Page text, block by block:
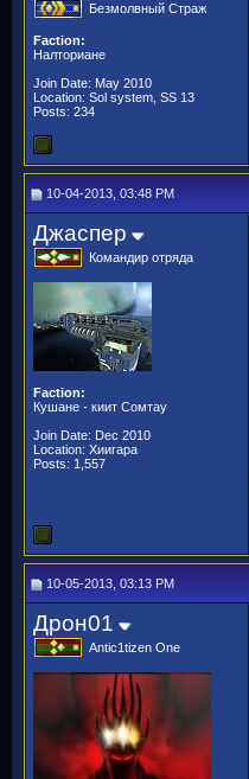
Безмолвный Страж
Faction:
Налториане
Join Date: May 2010
Location: Sol system, SS 13
Posts: 234
10-04-2013, 03:48 PM
Джаспер
Командир отряда
Faction:
Кушане - киит Сомтау
Join Date: Dec 2010
Location: Хиигара
Posts: 1,557
10-05-2013, 03:13 PM
Дрон01
Antic1tizen One